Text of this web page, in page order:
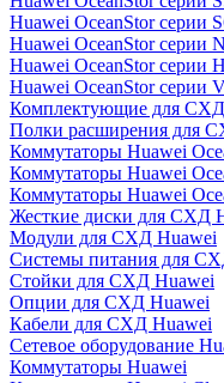
Huawei OceanStor серии
Huawei OceanStor серии
Huawei OceanStor серии
Huawei OceanStor серии
Комплектующие для
Полки расширения для
Коммутаторы Huawei
Коммутаторы Huawei
Коммутаторы Huawei
Жесткие диски для СХД
Модули для СХД Huawei
Системы питания для
Стойки для СХД Huawei
Опции для СХД Huawei
Кабели для СХД Huawei
Сетевое оборудование
Коммутаторы Huawei